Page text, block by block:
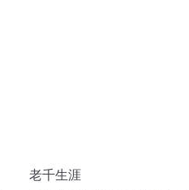
老千生涯